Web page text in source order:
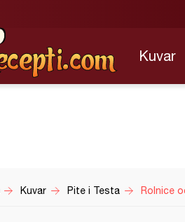
Kuvar
Kuvar Pite i Testa Rolnice